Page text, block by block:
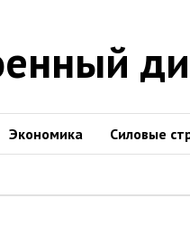
Экономика Силовые